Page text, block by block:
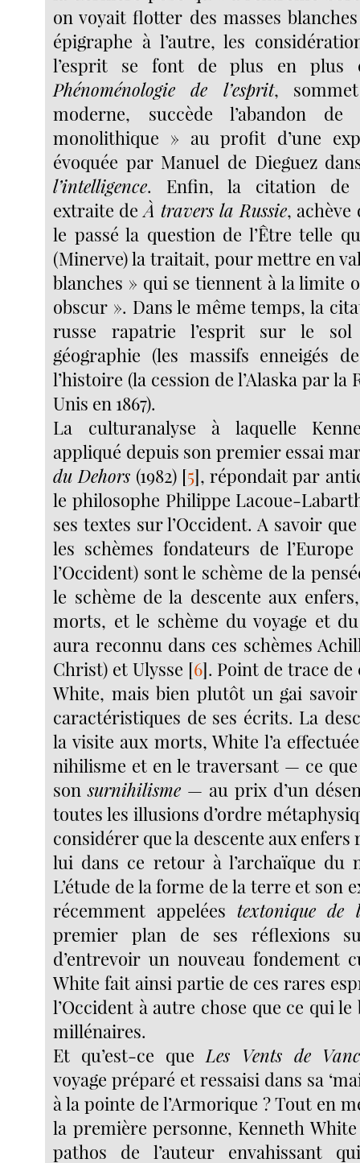
on voyait flotter des masses
épigraphe à l’autre, les
l’esprit se font de plus en plus
Phénoménologie de l’esprit,
moderne, succède l’abandon
monolithique » au profit d’une
évoquée par Manuel de Dieguez
l’intelligence. Enfin, la citation de
extraite deÀ travers la Russie, achève
le passé la question de l’Être telle
(Minerve) la traitait, pour mettre en
blanches » qui se tiennent à la limite
obscur ». Dans le même temps, la
russe rapatrie l’esprit sur le
géographie (les massifs enneigés
l’histoire (la cession de l’Alaska par la
Unis en 1867).
La culturanalyse à laquelle
appliqué depuis son premier essai
du Dehors (1982)[5], répondait par
le philosophe Philippe Lacoue-
ses textes sur l’Occident. A savoir
les schèmes fondateurs de
l’Occident) sont le schème de la
le schème de la descente aux
morts, et le schème du voyage et
aura reconnu dans ces schèmes
Christ) et Ulysse [6]. Point de trace de
White, mais bien plutôt un gai
caractéristiques de ses écrits. La
la visite aux morts, White l’a
nihilisme et en le traversant — ce que
sonsurnihilisme — au prix d’un
toutes les illusions d’ordre
considérer que la descente aux enfers
lui dans ce retour à l’archaïque du
L’étude de la forme de la terre et son
récemment appelées textonique de
premier plan de ses réflexions
d’entrevoir un nouveau fondement
White fait ainsi partie de ces rares
l’Occident à autre chose que ce qui
millénaires.
Et qu’est-ce queLes Vents de
voyage préparé et ressaisi dans sa
à la pointe de l’Armorique ? Tout en
la première personne, Kenneth
pathos de l’auteur envahissant